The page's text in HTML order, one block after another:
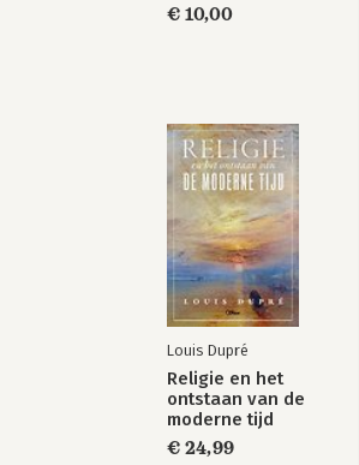
€ 10,00
Louis Dupré
Religie en het
ontstaan van de
moderne tijd
€ 24,99